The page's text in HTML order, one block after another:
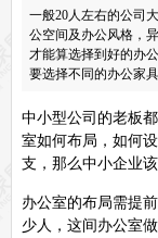
前台接待系列
前台
接待家具
培训桌
培训椅
公共区域家具系列
高铁车站候车椅
酒店
他们正在使用格创家具
无纸化会议系统案例
一般20人左右的公司
公空间及办公风格，
才能算选择到好的办
要选择不同的办公家
中小型公司的老板
室如何布局，如何
支，那么中小企业
办公室的布局需提
少人，这间办公室